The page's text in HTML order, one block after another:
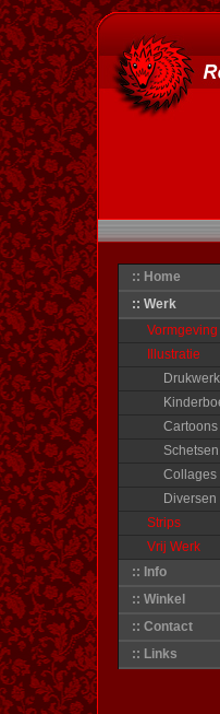
:: Home
:: Werk
Vormgeving
Illustratie
Drukwerk
Cartoons
Schetsen
Collages
Diversen
Strips
Vrij Werk
:: Info
:: Winkel
:: Contact
:: Links